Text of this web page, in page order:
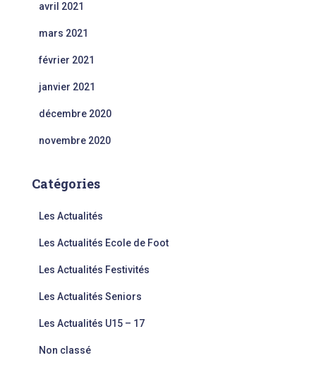
avril 2021
mars 2021
février 2021
janvier 2021
décembre 2020
novembre 2020
Catégories
Les Actualités
Les Actualités Ecole de Foot
Les Actualités Festivités
Les Actualités Seniors
Les Actualités U15 – 17
Non classé